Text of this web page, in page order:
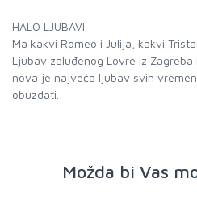
HALO LJUBAVI
Ma kakvi Romeo i Julija, kakvi
Ljubav zaluđenog Lovre iz
nova je najveća ljubav svih
obuzdati.
Možda bi Vas